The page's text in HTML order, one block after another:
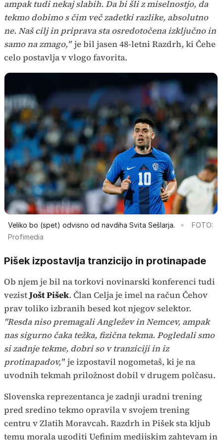
ampak tudi nekaj slabih. Da bi šli z miselnostjo, da
tekmo dobimo s čim več zadetki razlike, absolutno
ne. Naš cilj in priprava sta osredotočena izključno in
samo na zmago," je bil jasen 48-letni Razdrh, ki Čehe
celo postavlja v vlogo favorita.
Veliko bo (spet) odvisno od navdiha Svita Sešlarja.
FOTO:
Profimedia
Pišek izpostavlja tranzicijo in protinapade
Ob njem je bil na torkovi novinarski konferenci tudi
vezistJošt Pišek. Član Celja je imel na račun Čehov
prav toliko izbranih besed kot njegov selektor.
"Resda niso premagali Angležev in Nemcev, ampak
nas sigurno čaka težka, fizična tekma. Pogledali smo
si zadnje tekme, dobri so v tranziciji in iz
protinapadov," je izpostavil nogometaš, ki je na
uvodnih tekmah priložnost dobil v drugem polčasu.
Slovenska reprezentanca je zadnji uradni trening
pred sredino tekmo opravila v svojem trening
centru v Zlatih Moravcah. Razdrh in Pišek sta kljub
temu morala ugoditi Uefinim medijskim zahtevam in